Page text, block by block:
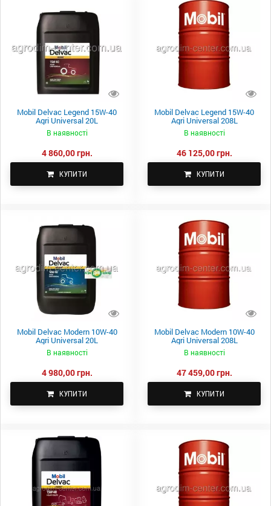
Mobil Delvac Legend 15W-40
Agri Universal 20L
В наявності
4 860,00 грн.
КУПИТИ
Mobil Delvac Legend 15W-40
Agri Universal 208L
В наявності
46 125,00 грн.
КУПИТИ
Mobil Delvac Modern 10W-40
Agri Universal 20L
В наявності
4 980,00 грн.
КУПИТИ
Mobil Delvac Modern 10W-40
Agri Universal 208L
В наявності
47 459,00 грн.
КУПИТИ